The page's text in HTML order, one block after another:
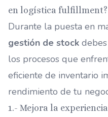
en logística fulfillment?
Durante la puesta en
gestión de stock
los procesos que
eficiente de inventario
rendimiento de tu
1.- Mejora la